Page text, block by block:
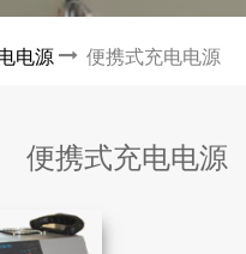
电源 便携式充电电源
便携式充电电源